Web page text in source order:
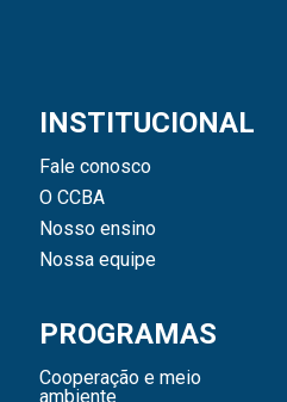
INSTITUCIONAL
Fale conosco
O CCBA
Nosso ensino
Nossa equipe
PROGRAMAS
Cooperação e meio
ambiente